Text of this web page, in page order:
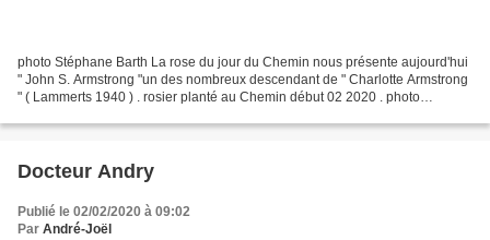
photo Stéphane Barth La rose du jour du Chemin nous présente aujourd'hui
" John S. Armstrong "un des nombreux descendant de " Charlotte Armstrong
" ( Lammerts 1940 ) . rosier planté au Chemin début 02 2020 . photo
Docteur Andry
Publié le 02/02/2020 à 09:02
Par André-Joël